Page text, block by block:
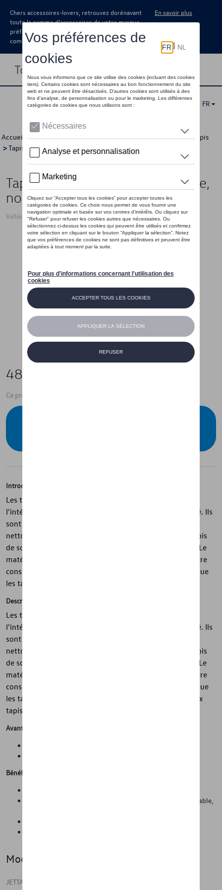
Chers accessoires-lovers, retrouvez dorénavant
toute la gamme d’accessoires de votre marque
préférée sous forme de catalogue à
commander auprès de votre concessionaire.
En savoir plus
Toggle navigation
FR
Accueil >Catalogue Volkswagen >Confort et protection >Tapis
>Tapis en caoutchouc > Détail
Tapis de sol toutes saisons, arrière,
noir titane
Référence: 5C6061512 82V
48,00 €
Ce produit n'est actuellement pas de stock
Introduction
Les tapis toutes saisons Volkswagen d'origine protègent
l'intérieur de votre véhicule contre la saleté et l'humidité. Ils
sont conçus pour s'adapter parfaitement, sont faciles à
nettoyer et ont un dessous antidérapant. De plus, les tapis
de sol sont 100% recyclables, très robustes et durables. Le
matériau permet aux véritables tapis toutes saisons d'être
considérablement plus légers et d'avoir moins d'odeur que
les tapis conventionnels.
Description
Les tapis toutes saisons Volkswagen d'origine protègent
l'intérieur de votre véhicule contre la saleté et l'humidité. Ils
sont conçus pour s'adapter parfaitement, sont faciles à
nettoyer et ont un dessous antidérapant. De plus, les tapis
de sol sont 100% recyclables, très robustes et durables. Le
matériau permet aux véritables tapis toutes saisons d'être
considérablement plus légers et d'avoir moins d'odeur que
les tapis conventionnels. Chaque ensemble contient deux
tapis pour les pieds arrière.
Avantages
Bénéfices
Protection contre les salissures telles que la poussière, le sable,
Modèle(s)
JETTA